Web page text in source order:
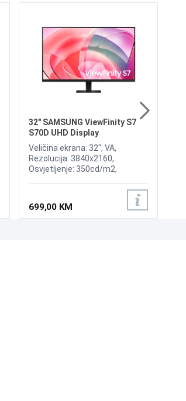
32" SAMSUNG ViewFinity S7
S70D UHD Display
Veličina ekrana: 32", VA,
Rezolucija: 3840x2160,
Osvjetljenje: 350cd/m2,
FreeSync, Kontrast: 1000:1,
Vrijeme odziva: 5ms, Priključci:
HDMI, Displayport
699,00 KM